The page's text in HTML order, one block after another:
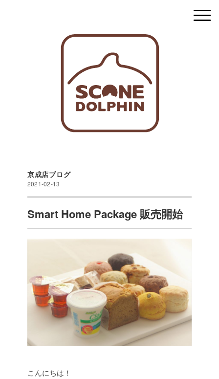
京成店ブログ
2021-02-13
Smart Home Package 販売開始
こんにちは！